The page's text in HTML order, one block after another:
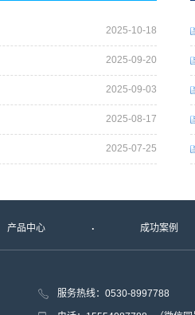
2025-10-18
2025-09-20
2025-09-03
2025-08-17
2025-07-25
产品中心 成功案例
服务热线：0530-8997788